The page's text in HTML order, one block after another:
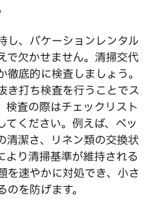
し、バケーションレンタル
で欠かせません。清掃交代
底的に検査しましょう。
き打ち検査を行うことでス
検査の際はチェックリスト
ください。例えば、ベッ
清潔さ、リネン類の交換状
より清掃基準が維持される
を速やかに対処でき、小さ
を防げます。